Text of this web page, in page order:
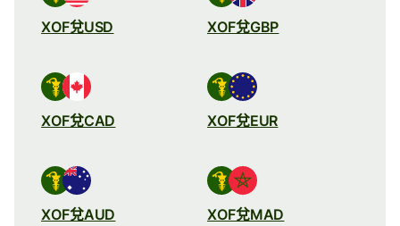
XOF兌USD XOF兌GBP
XOF兌CAD XOF兌EUR
XOF兌AUD XOF兌MAD